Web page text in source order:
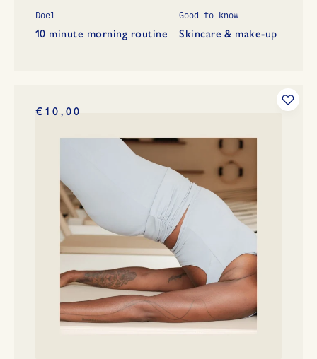
Doel
10 minute morning routine
Good to know
Skincare & make-up
€10,00